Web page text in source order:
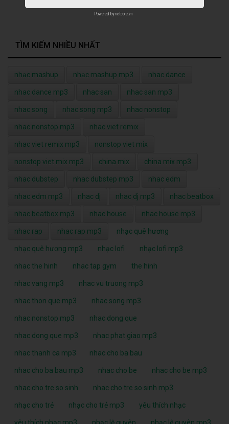
TÌM KIẾM NHIỀU NHẤT
nhạc mashup nhạc mashup mp3 nhac dance
nhac dance mp3 nhac san nhac san mp3
nhac song nhac song mp3 nhac nonstop
nhac nonstop mp3 nhac viet remix
nhac viet remix mp3 nonstop viet mix
nonstop viet mix mp3 china mix china mix mp3
nhac dubstep nhac dubstep mp3 nhac edm
nhac edm mp3 nhac dj nhac dj mp3 nhac beatbox
nhac beatbox mp3 nhac house nhac house mp3
nhac rap nhac rap mp3 nhạc quê hương
nhạc quê hương mp3 nhạc lofi nhạc lofi mp3
nhac the hinh nhac tap gym the hinh
nhac vang mp3 nhac vu truong mp3
nhac thon que mp3 nhac song mp3
nhac nonstop mp3 nhac dong que
nhac dong que mp3 nhac phat giao mp3
nhac thanh ca mp3 nhac cho ba bau
nhac cho ba bau mp3 nhac cho be nhac cho be mp3
nhac cho tre so sinh nhac cho tre so sinh mp3
nhạc cho trẻ nhạc cho trẻ mp3 yêu thích nhạc
Powered by netcore.vn